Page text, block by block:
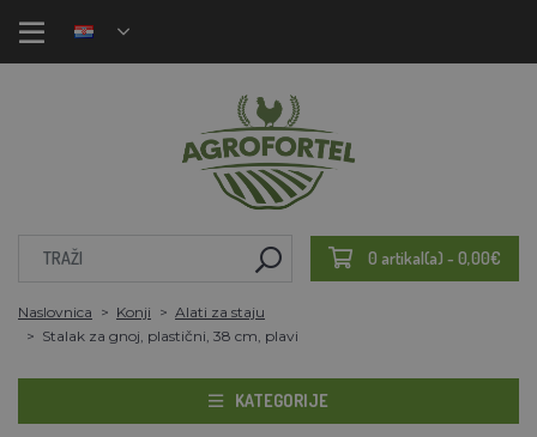
0 artikal(a) - 0,00€
Naslovnica Konji
Alati za staju
Stalak za gnoj, plastični, 38 cm, plavi
KATEGORIJE